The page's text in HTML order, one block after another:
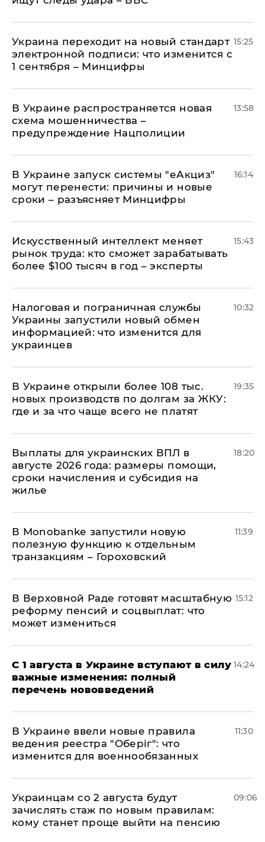
Украина переходит на новый стандарт
электронной подписи: что изменится с
1 сентября – Минцифры
15:25
В Украине распространяется новая
схема мошенничества –
предупреждение Нацполиции
13:58
В Украине запуск системы "еАкциз"
могут перенести: причины и новые
сроки – разъясняет Минцифры
16:14
Искусственный интеллект меняет
рынок труда: кто сможет зарабатывать
более $100 тысяч в год – эксперты
15:43
Налоговая и пограничная службы
Украины запустили новый обмен
информацией: что изменится для
украинцев
10:32
В Украине открыли более 108 тыс.
новых производств по долгам за ЖКУ:
где и за что чаще всего не платят
19:35
Выплаты для украинских ВПЛ в
августе 2026 года: размеры помощи,
сроки начисления и субсидия на
жилье
18:20
В Мonobankе запустили новую
полезную функцию к отдельным
транзакциям – Гороховский
11:39
В Верховной Раде готовят масштабную
реформу пенсий и соцвыплат: что
может измениться
15:12
С 1 августа в Украине вступают в силу
важные изменения: полный
перечень нововведений
14:24
В Украине ввели новые правила
ведения реестра "Оберіг": что
изменится для военнообязанных
11:30
Украинцам со 2 августа будут
зачислять стаж по новым правилам:
кому станет проще выйти на пенсию
09:06